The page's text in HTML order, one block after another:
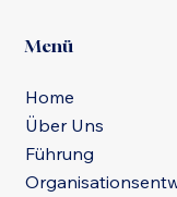
Menü
Home
Über Uns
Führung